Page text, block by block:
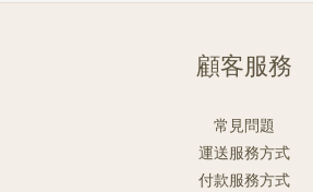
顧客服務
常見問題
運送服務方式
付款服務方式